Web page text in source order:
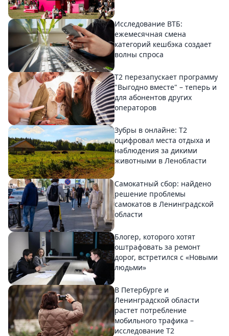
Исследование ВТБ:
ежемесячная смена
категорий кешбэка создает
волны спроса
Т2 перезапускает программу
"Выгодно вместе" – теперь и
для абонентов других
операторов
Зубры в онлайне: Т2
оцифровал места отдыха и
наблюдения за дикими
животными в Ленобласти
Самокатный сбор: найдено
решение проблемы
самокатов в Ленинградской
области
Блогер, которого хотят
оштрафовать за ремонт
дорог, встретился с «Новыми
людьми»
В Петербурге и
Ленинградской области
растет потребление
мобильного трафика –
исследование T2